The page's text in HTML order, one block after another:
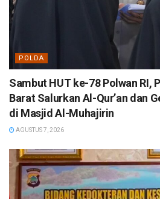
POLDA
Sambut HUT ke-78 Polwan RI,
Barat Salurkan Al-Qur’an dan
di Masjid Al-Muhajirin
AGUSTUS 7, 2026